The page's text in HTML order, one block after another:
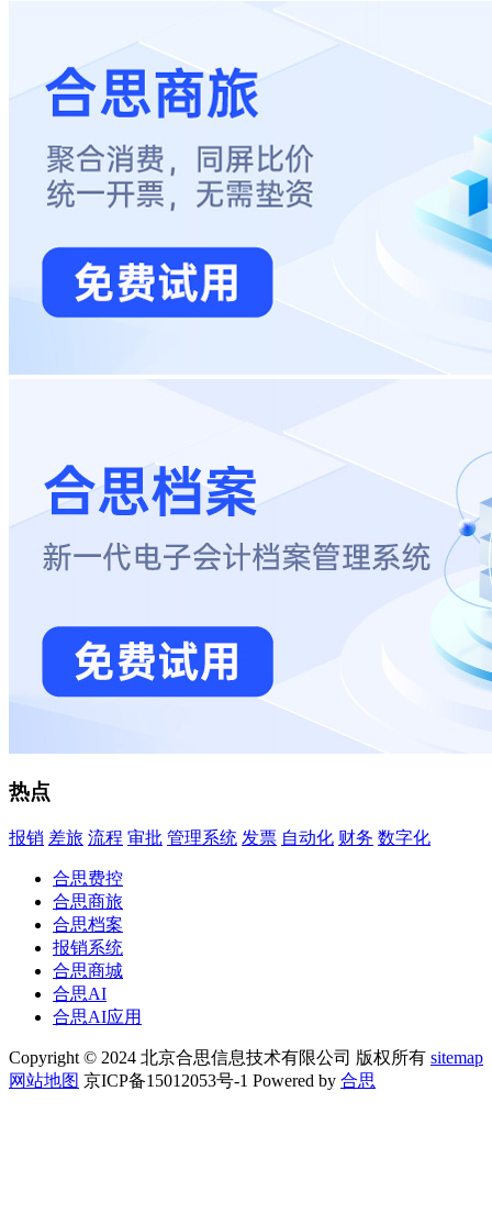
热点
报销 差旅 流程 审批 管理系统 发票 自动化 财务 数字化
合思费控
合思商旅
合思档案
报销系统
合思商城
合思AI
合思AI应用
Copyright © 2024 北京合思信息技术有限公司 版权所有 sitemap
网站地图 京ICP备15012053号-1 Powered by 合思